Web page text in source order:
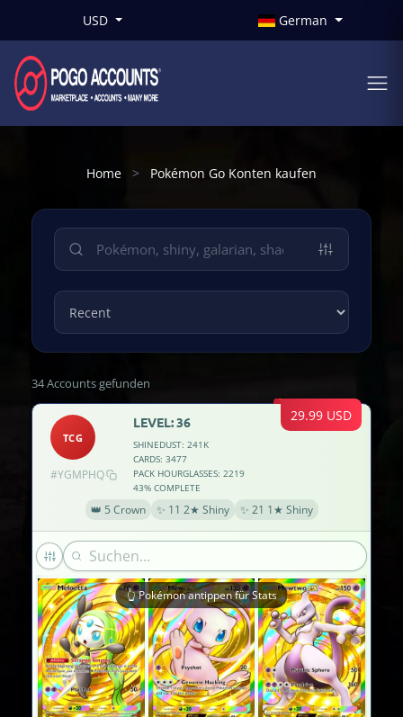
USD German
Home Pokémon Go Konten kaufen
34 Accounts gefunden
29.99 USD
TCG
#YGMPHQ
LEVEL: 36
SHINEDUST: 241K
CARDS: 3477
PACK HOURGLASSES: 2219
43% COMPLETE
👑 5 Crown ✨ 11 2★ Shiny ✨ 21 1★ Shiny
👆 Pokémon antippen für Stats